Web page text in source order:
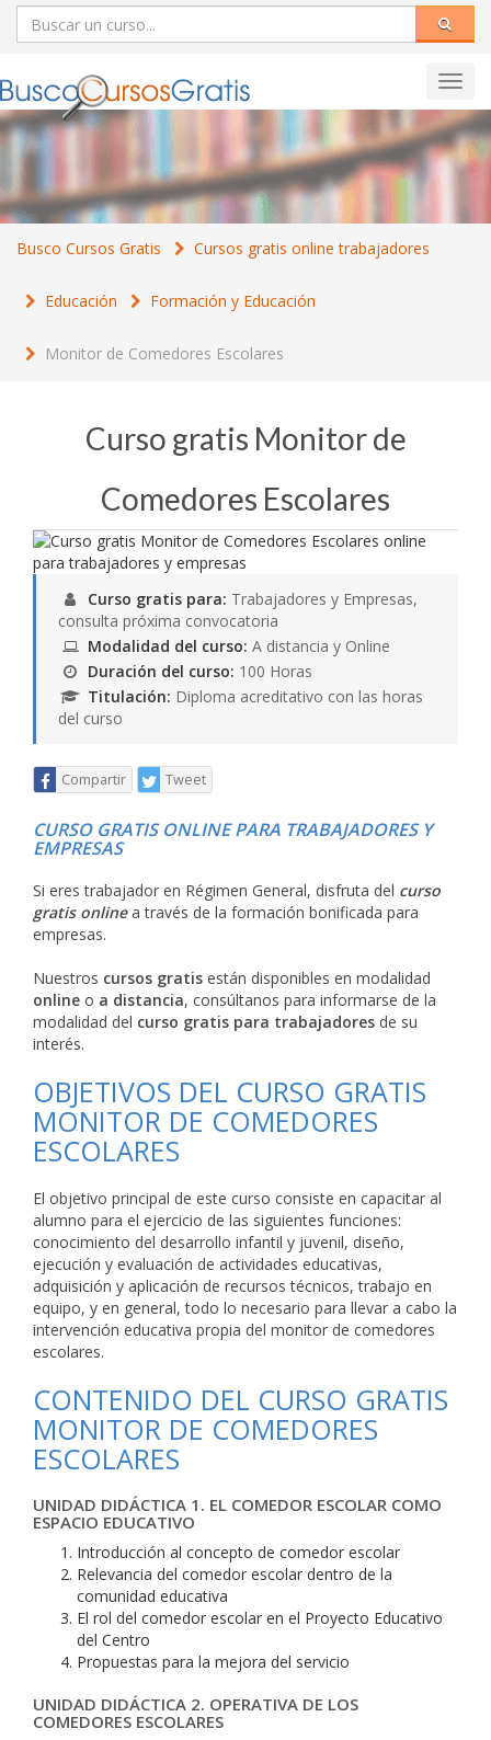
Busco Cursos Gratis Cursos gratis online trabajadores
Educación Formación y Educación
Monitor de Comedores Escolares
Curso gratis Monitor de
Comedores Escolares
Curso gratis para: Trabajadores y Empresas,
consulta próxima convocatoria
Modalidad del curso: A distancia y Online
Duración del curso: 100 Horas
Titulación: Diploma acreditativo con las horas
del curso
Compartir Tweet
CURSO GRATIS ONLINE PARA TRABAJADORES Y
EMPRESAS
Si eres trabajador en Régimen General, disfruta del curso
gratis onlinea través de la formación bonificada para
empresas.
Nuestros cursos gratis están disponibles en modalidad
online o a distancia, consúltanos para informarse de la
modalidad del curso gratis para trabajadores de su
interés.
OBJETIVOS DEL CURSO GRATIS
MONITOR DE COMEDORES
ESCOLARES
El objetivo principal de este curso consiste en capacitar al
alumno para el ejercicio de las siguientes funciones:
conocimiento del desarrollo infantil y juvenil, diseño,
ejecución y evaluación de actividades educativas,
adquisición y aplicación de recursos técnicos, trabajo en
equipo, y en general, todo lo necesario para llevar a cabo la
intervención educativa propia del monitor de comedores
escolares.
CONTENIDO DEL CURSO GRATIS
MONITOR DE COMEDORES
ESCOLARES
UNIDAD DIDÁCTICA 1. EL COMEDOR ESCOLAR COMO
ESPACIO EDUCATIVO
Introducción al concepto de comedor escolar
Relevancia del comedor escolar dentro de la
comunidad educativa
El rol del comedor escolar en el Proyecto Educativo
del Centro
Propuestas para la mejora del servicio
UNIDAD DIDÁCTICA 2. OPERATIVA DE LOS
COMEDORES ESCOLARES